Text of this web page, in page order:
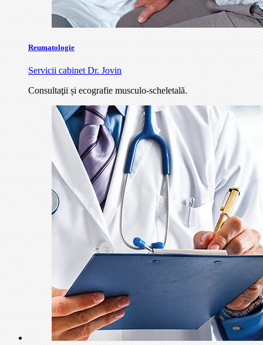
Reumatologie
Servicii cabinet Dr. Jovin
Consultaţii și ecografie musculo-scheletală.